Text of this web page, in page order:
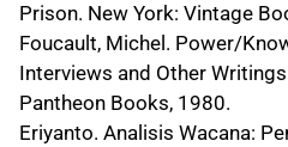
Prison. New York: Vintage
Foucault, Michel. Power/
Interviews and Other
Pantheon Books, 1980.
Eriyanto. Analisis Wacana: